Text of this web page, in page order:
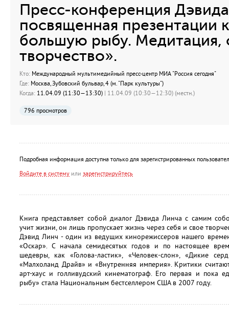
Пресс-конференция
посвященная презентации
большую рыбу. Медитация,
творчество».
Кто: Международный мультимедийный пресс-центр МИА "Россия сегодня"
Где: Москва, Зубовский бульвар, 4 (м. "Парк культуры")
Когда: 11.04.09 (11:30—13:30) | 11.04.09 (10:30—12:30) (местн.)
796 просмотров
Подробная информация доступна только для зарегистрированных
Войдите в систему или зарегистрируйтесь
Книга представляет собой диалог Дэвида Линча с самим
учит жизни, он лишь пропускает жизнь через себя и свое
Дэвид Линч - один из ведущих кинорежиссеров нашего
«Оскар». С начала семидесятых годов и по настоящее
шедевры, как «Голова-ластик», «Человек-слон», «Дикие
«Малхоланд Драйв» и «Внутренняя империя». Критики
арт-хаус и голливудский кинематограф. Его первая и пока
рыбу» стала Национальным бестселлером США в 2007 году.